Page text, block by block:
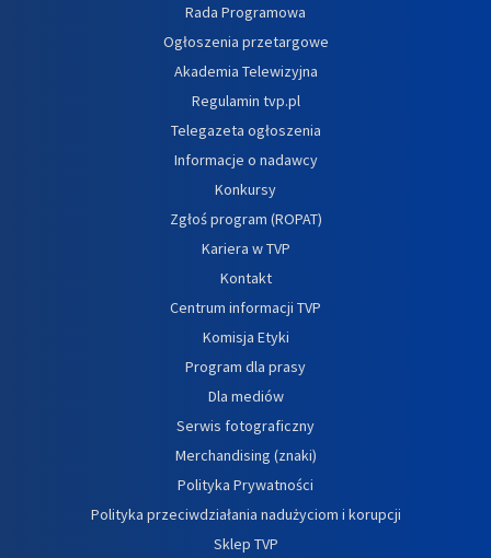
Rada Programowa
Ogłoszenia przetargowe
Akademia Telewizyjna
Regulamin tvp.pl
Telegazeta ogłoszenia
Informacje o nadawcy
Konkursy
Zgłoś program (ROPAT)
Kariera w TVP
Kontakt
Centrum informacji TVP
Komisja Etyki
Program dla prasy
Dla mediów
Serwis fotograficzny
Merchandising (znaki)
Polityka Prywatności
Polityka przeciwdziałania nadużyciom i korupcji
Sklep TVP